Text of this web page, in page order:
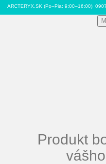
ARCTERYX.SK (Po–Pia: 9:00–16:00)
Produkt